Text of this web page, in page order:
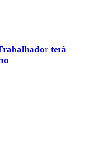
terá